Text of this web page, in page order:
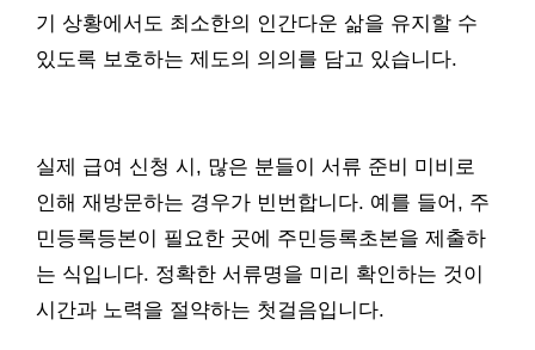
기 상황에서도 최소한의 인간다운 삶을 유지할 수
있도록 보호하는 제도의 의의를 담고 있습니다.
실제 급여 신청 시, 많은 분들이 서류 준비 미비로
인해 재방문하는 경우가 빈번합니다. 예를 들어, 주
민등록등본이 필요한 곳에 주민등록초본을 제출하
는 식입니다. 정확한 서류명을 미리 확인하는 것이
시간과 노력을 절약하는 첫걸음입니다.